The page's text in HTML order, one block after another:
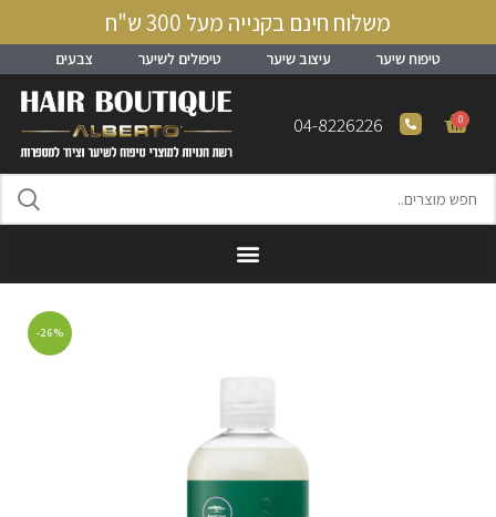
משלוח חינם בקנייה מעל 300 ש"ח
טיפוח שיער עיצוב שיער טיפולים לשיער צבעים
0
04-8226226
-26%